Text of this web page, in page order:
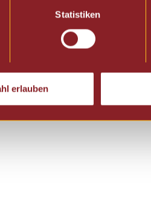
Statistiken
erlauben